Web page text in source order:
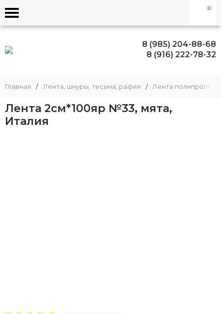
0
8 (985) 204-88-68
8 (916) 222-78-32
Главная / Лента, шнуры, тесьма, рафия / Лента
Лента 2см*100яр №33, мята,
Италия